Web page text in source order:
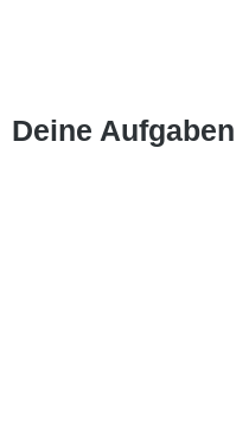
Deine Aufgaben